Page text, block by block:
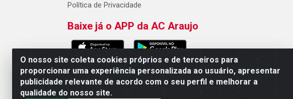
O nosso site coleta cookies próprios e de terceiros para
proporcionar uma experiência personalizada ao usuário, apresentar
publicidade relevante de acordo com o seu perfil e melhorar a
qualidade do nosso site.
Política de Privacidade
Baixe já o APP da AC Araujo
AC Araujo Distribuidora - Rua Carneiro de Campos,